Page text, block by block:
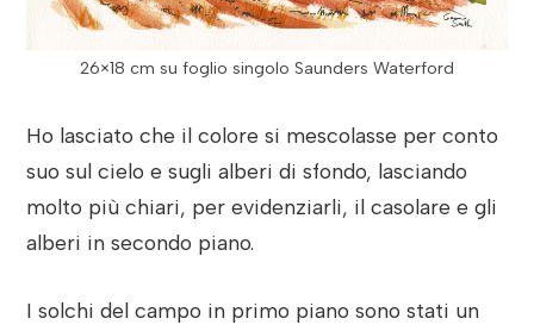
26×18 cm su foglio singolo Saunders Waterford
Ho lasciato che il colore si mescolasse per conto
suo sul cielo e sugli alberi di sfondo, lasciando
molto più chiari, per evidenziarli, il casolare e gli
alberi in secondo piano.
I solchi del campo in primo piano sono stati un